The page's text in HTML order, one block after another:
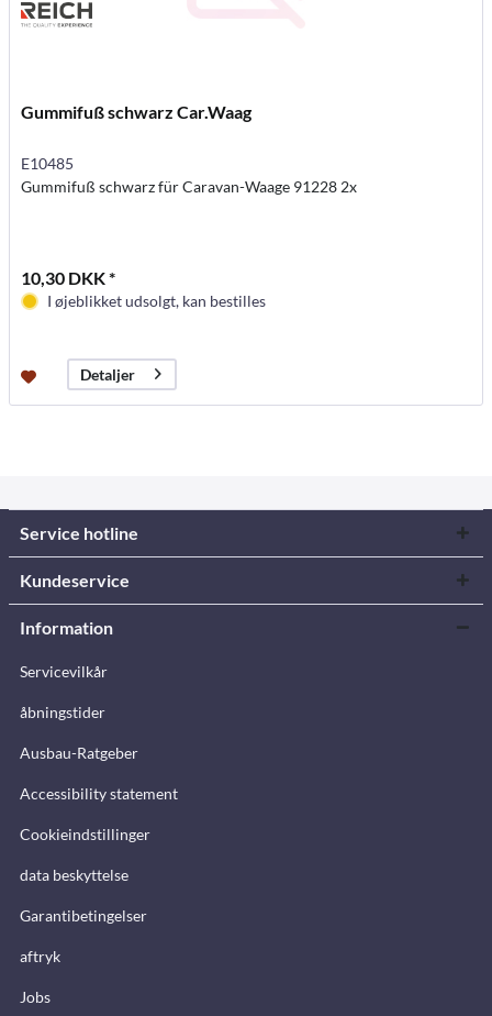
Gummifuß schwarz Car.Waag
E10485
Gummifuß schwarz für Caravan-Waage 91228 2x
10,30 DKK *
I øjeblikket udsolgt, kan bestilles
Detaljer
Service hotline
Kundeservice
Information
Servicevilkår
åbningstider
Ausbau-Ratgeber
Accessibility statement
Cookieindstillinger
data beskyttelse
Garantibetingelser
aftryk
Jobs